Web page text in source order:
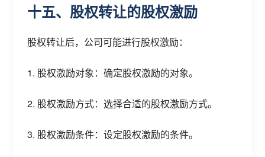
十五、股权转让的股权激励
股权转让后，公司可能进行股权激励：
1. 股权激励对象：确定股权激励的对象。
2. 股权激励方式：选择合适的股权激励方式。
3. 股权激励条件：设定股权激励的条件。